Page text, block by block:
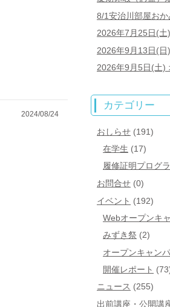
2024/08/24
8/1安治川部屋おか
2026年7月25日(土
2026年9月13日(日)
2026年9月5日(土)
カテゴリー
おしらせ (191)
在学生 (17)
履修証明プログ
お問合せ (0)
イベント (192)
Webオープンキ
みずき祭 (2)
オープンキャン
開催レポート
ニュース (255)
出前講座・公開講